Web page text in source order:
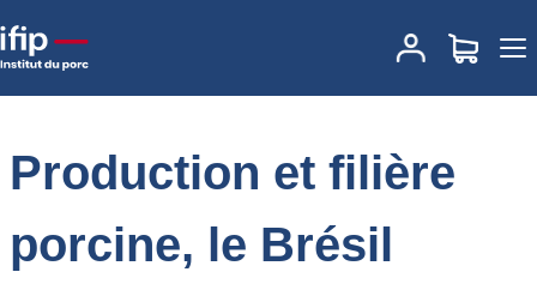
Accueil
Production et filière porcine, le Brésil
parmi les grands
Production et filière
porcine, le Brésil